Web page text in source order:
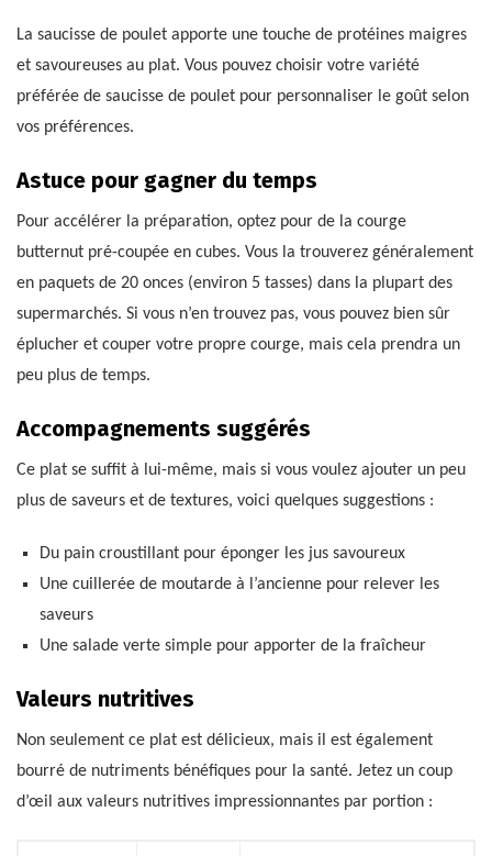
La saucisse de poulet apporte une touche de protéines maigres
et savoureuses au plat. Vous pouvez choisir votre variété
préférée de saucisse de poulet pour personnaliser le goût selon
vos préférences.
Astuce pour gagner du temps
Pour accélérer la préparation, optez pour de la courge
butternut pré-coupée en cubes. Vous la trouverez généralement
en paquets de 20 onces (environ 5 tasses) dans la plupart des
supermarchés. Si vous n’en trouvez pas, vous pouvez bien sûr
éplucher et couper votre propre courge, mais cela prendra un
peu plus de temps.
Accompagnements suggérés
Ce plat se suffit à lui-même, mais si vous voulez ajouter un peu
plus de saveurs et de textures, voici quelques suggestions :
Du pain croustillant pour éponger les jus savoureux
Une cuillerée de moutarde à l’ancienne pour relever les
saveurs
Une salade verte simple pour apporter de la fraîcheur
Valeurs nutritives
Non seulement ce plat est délicieux, mais il est également
bourré de nutriments bénéfiques pour la santé. Jetez un coup
d’œil aux valeurs nutritives impressionnantes par portion :